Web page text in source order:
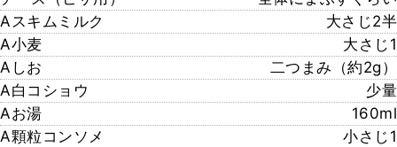
Aスキムミルク
大さじ2半
A小麦
大さじ1
Aしお
二つまみ（約2g）
A白コショウ
少量
Aお湯
160ml
A顆粒コンソメ
小さじ1